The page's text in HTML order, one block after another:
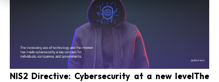
NIS2 Directive: Cybersecurity at a new levelThe